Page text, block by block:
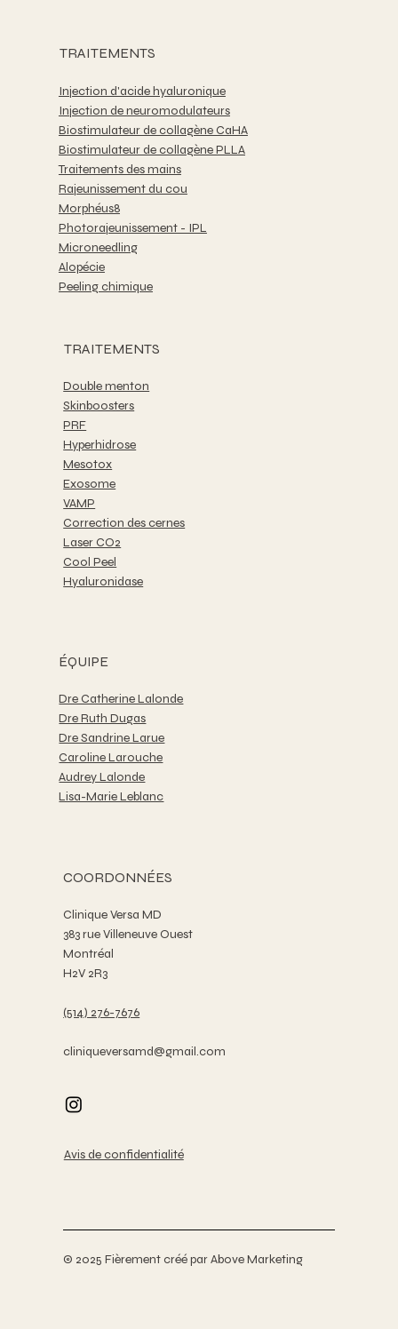
TRAITEMENTS
Injection d'acide hyaluronique
Injection de neuromodulateurs
Biostimulateur de collagène CaHA
Biostimulateur de collagène PLLA
Traitements des mains
Rajeunissement du cou
Morphéus8
Photorajeunissement - IPL
Microneedling
Alopécie
Peeling chimique
TRAITEMENTS
Double menton
Skinboosters
PRF
Hyperhidrose
Mesotox
Exosome
VAMP
Correction des cernes
Laser CO2
Cool Peel
Hyaluronidase
ÉQUIPE
Dre Catherine Lalonde
Dre Ruth Dugas
Dre Sandrine Larue
Caroline Larouche
Audrey Lalonde
Lisa-Marie Leblanc
COORDONNÉES
Clinique Versa MD
383 rue Villeneuve Ouest
Montréal
H2V 2R3
(514) 276-7676
cliniqueversamd@gmail.com
Avis de confidentialité
© 2025 Fièrement créé par Above Marketing